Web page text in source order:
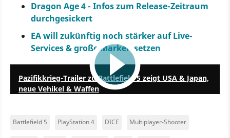
Dragon Age 4 - Infos zum Release-Zeitraum
durchgesickert
EA will zukünftig noch stärker auf Live-
Services & große Marken setzen
Pazifikkrieg-Trailer zu Battlefield 5 zeigt USA & Japan,
neue Vehikel & Waffen
Battlefield 5 PlayStation 4 DICE Multiplayer-Shooter